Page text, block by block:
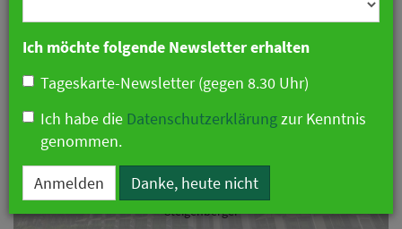
Steigenberger Hotel Stadt Lörrach: RIMC bezieht Stellung / Foto:
Steigenberger
Ich möchte folgende Newsletter erhalten
Tageskarte-Newsletter (gegen 8.30 Uhr)
Ich habe die Datenschutzerklärungzur Kenntnis
genommen.
Anmelden Danke, heute nicht